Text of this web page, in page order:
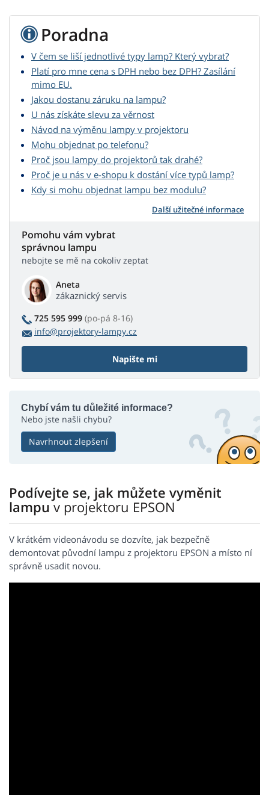
Poradna
V čem se liší jednotlivé typy lamp? Který vybrat?
Platí pro mne cena s DPH nebo bez DPH? Zasílání
mimo EU.
Jakou dostanu záruku na lampu?
U nás získáte slevu za věrnost
Návod na výměnu lampy v projektoru
Mohu objednat po telefonu?
Proč jsou lampy do projektorů tak drahé?
Proč je u nás v e-shopu k dostání více typů lamp?
Kdy si mohu objednat lampu bez modulu?
Další užitečné informace
Pomohu vám vybrat
správnou lampu
nebojte se mě na cokoliv zeptat
Aneta
zákaznický servis
725 595 999 (po-pá 8-16)
info@projektory-lampy.cz
Napište mi
Chybí vám tu důležité informace?
Nebo jste našli chybu?
Navrhnout zlepšení
Podívejte se, jak můžete vyměnit
lampuv projektoru EPSON
V krátkém videonávodu se dozvíte, jak bezpečně
demontovat původní lampu z projektoru EPSON a místo ní
správně usadit novou.